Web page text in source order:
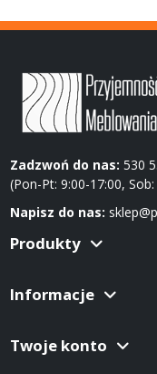
Zadzwoń do nas: 530
(Pon-Pt: 9:00-17:00,
Napisz do nas:
Produkty
Informacje
Twoje konto